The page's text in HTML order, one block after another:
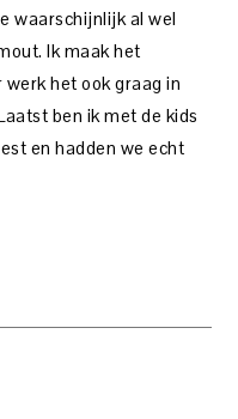
waarschijnlijk al wel
Ik maak het
het ook graag in
ben ik met de kids
en hadden we echt